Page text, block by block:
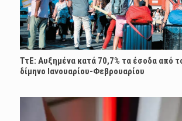
ΤτΕ: Αυξημένα κατά 70,7% τα έσοδα από
δίμηνο Ιανουαρίου-Φεβρουαρίου